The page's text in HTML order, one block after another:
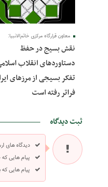
معاون قرارگاه مرکزی خاتم‌الانبیا:
نقش بسیج در حفظ
دستاوردهای انقلاب
تفکر بسیجی از مرزهای
فراتر رفته است
ثبت دیدگاه
دیدگاه های
پیام هایی
پیام هایی